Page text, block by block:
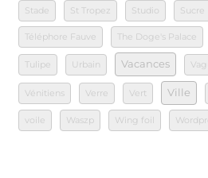
Stade St Tropez Studio Sucre
Téléphore Fauve The Doge's Palace
Tulipe Urbain Vacances
Vénitiens Verre Vert Ville
voile Waszp Wing foil